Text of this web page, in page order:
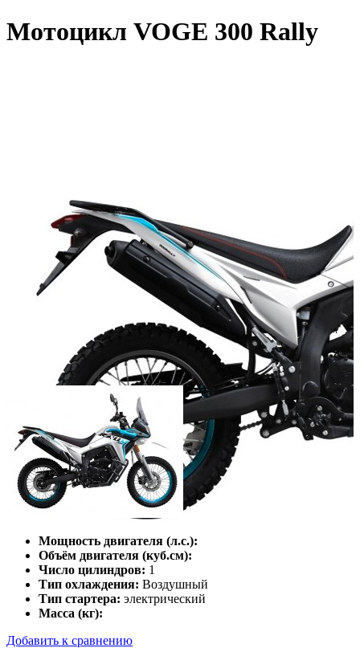
Мотоцикл VOGE 300 Rally
Мощность двигателя (л.с.):
Объём двигателя (куб.см):
Число цилиндров: 1
Тип охлаждения: Воздушный
Тип стартера: электрический
Масса (кг):
Добавить к сравнению